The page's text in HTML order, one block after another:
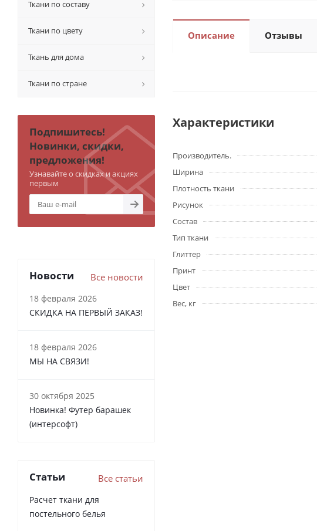
Описание Отзывы
Характеристики
Производитель.
Ширина
Плотность ткани
Рисунок
Состав
Тип ткани
Глиттер
Принт
Цвет
Вес, кг
Ткани по составу
Ткани по цвету
Ткань для дома
Ткани по стране
Подпишитесь!
Новинки, скидки,
предложения!
Узнавайте о скидках и акциях
первым
Новости Все новости
18 февраля 2026
СКИДКА НА ПЕРВЫЙ ЗАКАЗ!
18 февраля 2026
МЫ НА СВЯЗИ!
30 октября 2025
Новинка! Футер барашек
(интерсофт)
Статьи Все статьи
Расчет ткани для
постельного белья